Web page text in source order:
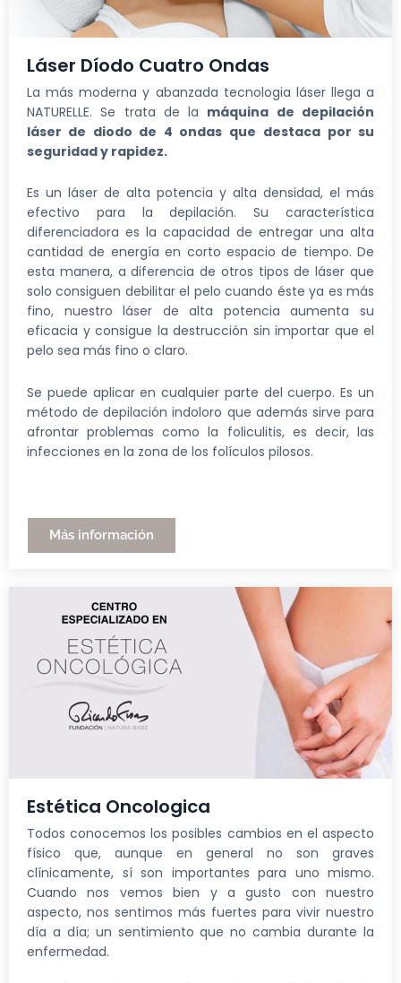
Láser Díodo Cuatro Ondas
La más moderna y abanzada tecnologia láser llega a
NATURELLE. Se trata de la máquina de depilación
láser de diodo de 4 ondas que destaca por su
seguridad y rapidez.
Es un láser de alta potencia y alta densidad, el más
efectivo para la depilación. Su característica
diferenciadora es la capacidad de entregar una alta
cantidad de energía en corto espacio de tiempo. De
esta manera, a diferencia de otros tipos de láser que
solo consiguen debilitar el pelo cuando éste ya es más
fino, nuestro láser de alta potencia aumenta su
eficacia y consigue la destrucción sin importar que el
pelo sea más fino o claro.
Se puede aplicar en cualquier parte del cuerpo. Es un
método de depilación indoloro que además sirve para
afrontar problemas como la foliculitis, es decir, las
infecciones en la zona de los folículos pilosos.
Más información
Estética Oncologica
Todos conocemos los posibles cambios en el aspecto
físico que, aunque en general no son graves
clínicamente, sí son importantes para uno mismo.
Cuando nos vemos bien y a gusto con nuestro
aspecto, nos sentimos más fuertes para vivir nuestro
día a día; un sentimiento que no cambia durante la
enfermedad.